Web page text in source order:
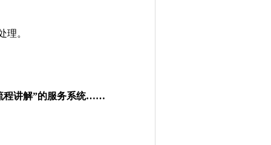
理。
程讲解”的服务系统……